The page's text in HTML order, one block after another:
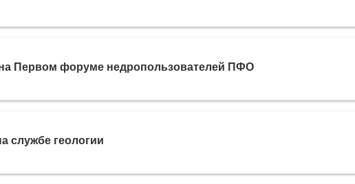
Первом форуме недропользователей ПФО
службе геологии